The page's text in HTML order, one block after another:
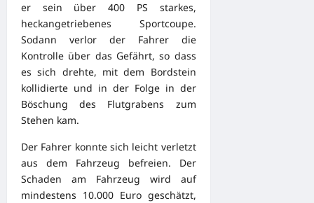
er sein über 400 PS starkes,
heckangetriebenes Sportcoupe.
Sodann verlor der Fahrer die
Kontrolle über das Gefährt, so dass
es sich drehte, mit dem Bordstein
kollidierte und in der Folge in der
Böschung des Flutgrabens zum
Stehen kam.
Der Fahrer konnte sich leicht verletzt
aus dem Fahrzeug befreien. Der
Schaden am Fahrzeug wird auf
mindestens 10.000 Euro geschätzt,